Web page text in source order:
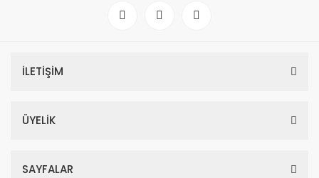
İLETİŞİM
ÜYELİK
SAYFALAR